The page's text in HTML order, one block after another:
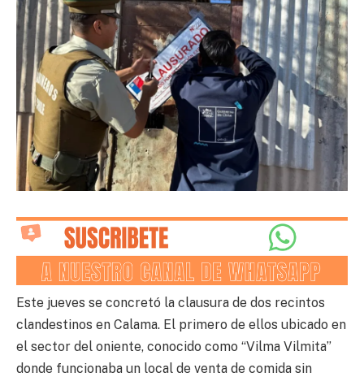
Este jueves se concretó la clausura de dos recintos
clandestinos en Calama. El primero de ellos ubicado en
el sector del oniente, conocido como “Vilma Vilmita”
donde funcionaba un local de venta de comida sin